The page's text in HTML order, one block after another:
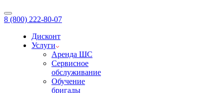
8 (800) 222-80-07
Дисконт
Услуги
Аренда ШС
Сервисное
обслуживание
Обучение
бригады